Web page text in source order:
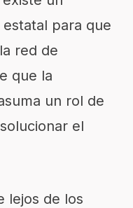
para que
red de
que la
un rol de
el
lejos de los